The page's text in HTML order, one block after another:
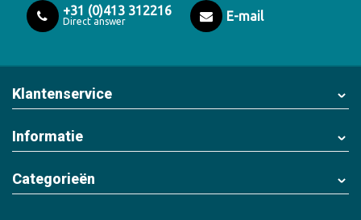
+31 (0)413 312216
Direct answer E-mail
Klantenservice
Informatie
Categorieën